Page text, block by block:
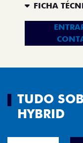
FICHA
TUDO
HYBRID